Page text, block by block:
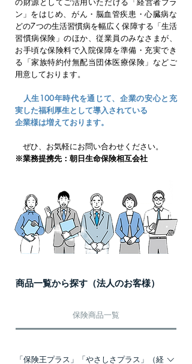
ン」 をはじめ、がん・脳血管疾患・心臓病な
どの7つの生活習慣病を幅広く保障する「生活
習慣病保険」のほか、従業員のみなさまが、
お手頃な保険料で入院保障を準備・充実でき
る「家族特約付無配当団体医療保険」などご
用意しております。
人生100年時代を通じて、企業の安心と充
実した福利厚生として導入されている
企業様は増えております。
ぜひ、お気軽にお問い合わせください。
​※業務提携先：朝日生命保険相互会社
商品一覧から探す（法人のお客様）
保険商品一覧
「保険王プラス」「やさしさプラス」（経